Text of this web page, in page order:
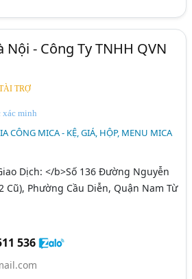
Nội - Công Ty TNHH QVN
TRỢ
minh
CÔNG MICA - KỆ, GIÁ, HỘP, MENU MICA
Dịch: </b>Số 136 Đường Nguyễn
Cũ), Phường Cầu Diễn, Quận Nam Từ
536